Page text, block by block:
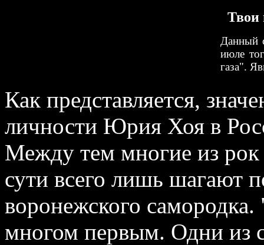
Твои
Данный
июле
газа".
Как представляется,
личности Юрия Хоя в
Между тем многие из рок
сути всего лишь шагают
воронежского
многом первым. Одни из